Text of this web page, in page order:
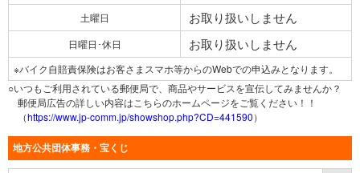
土曜日 お取り扱いしません
日曜日･休日 お取り扱いしません
※バイク自賠責保険はお客さまスマホ等からのWebでの申込みとなります。
○いつもご利用されている郵便局で、商品やサービスを宣伝してみませんか？
郵便局広告の詳しい内容はこちらのホームページをご覧ください！！
（https://www.jp-comm.jp/showshop.php?CD=441590）
地方公共団体事務・宝くじ